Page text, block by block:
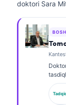
doktori Sara